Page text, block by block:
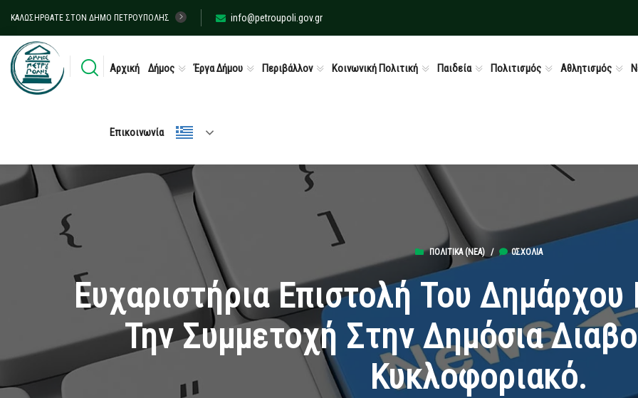
ΚΑΛΩΣΉΡΘΑΤΕ ΣΤΟΝ ΔΉΜΟ ΠΕΤΡΟΎΠΟΛΗΣ info@petroupoli.gov.gr
Αρχική Δήμος Έργα Δήμου Περιβάλλον Κοινωνική Πολιτική Παιδεία Πολιτισμός Αθλητισμός
Επικοινωνία
ΠΟΛΙΤΙΚΆ (ΝΕΑ)/ 0ΣΧΌΛΙΑ
Ευχαριστήρια Επιστολή Του Δημάρχου
Την Συμμετοχή Στην Δημόσια
Κυκλοφοριακό.